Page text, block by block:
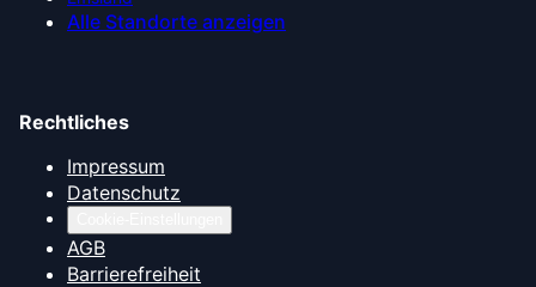
Alle Standorte anzeigen
Rechtliches
Impressum
Datenschutz
AGB
Barrierefreiheit